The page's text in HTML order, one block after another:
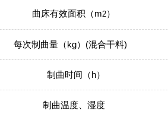
曲床有效面积（m2）
每次制曲量（kg）(混合干料)
制曲时间（h）
制曲温度、湿度